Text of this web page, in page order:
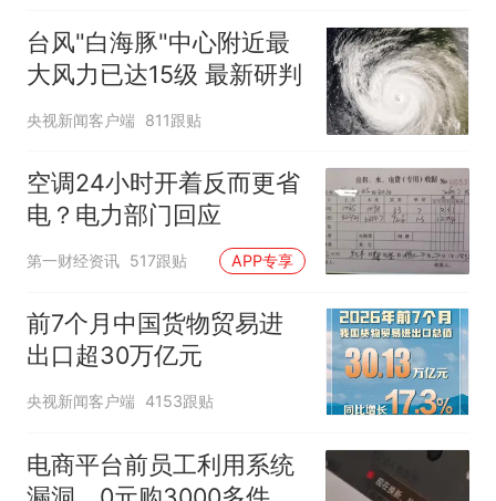
台风"白海豚"中心附近最
大风力已达15级 最新研判
央视新闻客户端 811跟贴
空调24小时开着反而更省
电？电力部门回应
第一财经资讯 517跟贴 APP专享
前7个月中国货物贸易进
出口超30万亿元
央视新闻客户端 4153跟贴
电商平台前员工利用系统